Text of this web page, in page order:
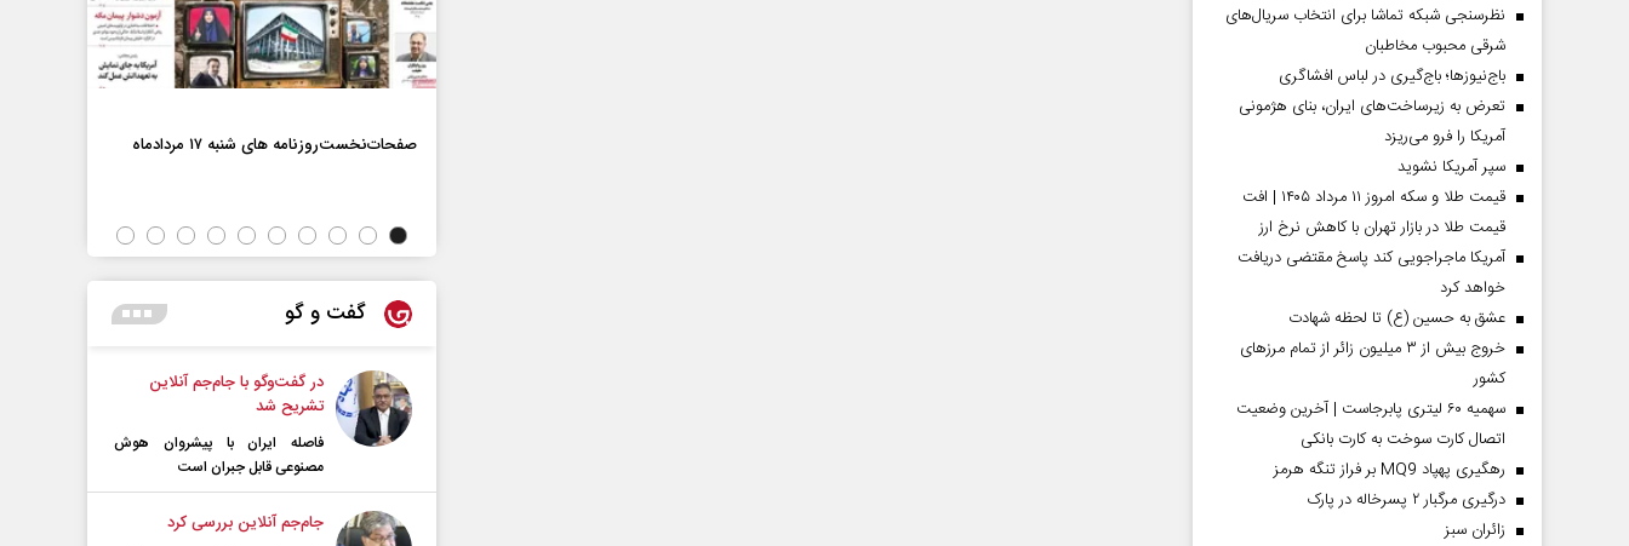
نظرسنجی شبکه تماشا برای انتخاب سریال‌های
شرقی محبوب مخاطبان
باج‌نیوزها؛ باج‌گیری در لباس افشاگری
تعرض به زیرساخت‌های ایران، بنای هژمونی
آمریکا را فرو می‌ریزد
سپر آمریکا نشوید
قیمت طلا و سکه امروز ۱۱ مرداد ۱۴۰۵ | افت
قیمت طلا در بازار تهران با کاهش نرخ ارز
آمریکا ماجراجویی کند پاسخ مقتضی دریافت
خواهد کرد
عشق به حسین (ع) تا لحظه شهادت
خروج بیش از ۳ میلیون زائر از تمام مرز‌های
کشور
سهمیه ۶۰ لیتری پابرجاست | آخرین وضعیت
اتصال کارت سوخت به کارت بانکی
رهگیری پهپاد MQ9 بر فراز تنگه هرمز
درگیری مرگبار ۲ پسرخاله در پارک
‌زائران سبز
صفحات نخست‌روزنامه‌ها‌ی‌چهارشنبه‌۷‌مردادماه
صفحات‌نخست‌روزنامه ها‌ی شنبه ۱۷ مردادماه
گفت و گو
در گفت‌و‌گو با جام‌جم آنلاین
تشریح شد
فاصله ایران با پیشرو‌ان هوش
مصنوعی قابل جبران است
جام‌جم آنلاین بررسی کرد